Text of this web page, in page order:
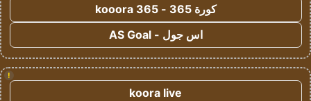
كورة 365 - kooora 365
اس جول - AS Goal
!
koora live